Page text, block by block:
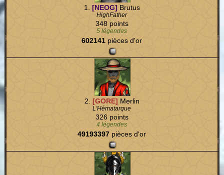
1. [NEOG] Brutus
HighFather
348 points
5 légendes
602141 pièces d'or
2. [GORE] Merlin
L'Hématarque
326 points
4 légendes
49193397 pièces d'or